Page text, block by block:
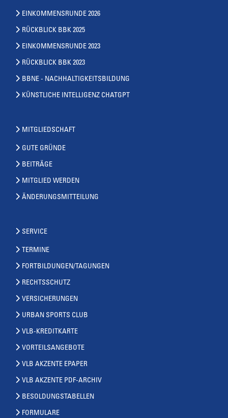
EINKOMMENSRUNDE 2026
RÜCKBLICK BBK 2025
EINKOMMENSRUNDE 2023
RÜCKBLICK BBK 2023
BBNE - NACHHALTIGKEITSBILDUNG
KÜNSTLICHE INTELLIGENZ CHATGPT
MITGLIEDSCHAFT
GUTE GRÜNDE
BEITRÄGE
MITGLIED WERDEN
ÄNDERUNGSMITTEILUNG
SERVICE
TERMINE
FORTBILDUNGEN/TAGUNGEN
RECHTSSCHUTZ
VERSICHERUNGEN
URBAN SPORTS CLUB
VLB-KREDITKARTE
VORTEILSANGEBOTE
VLB AKZENTE EPAPER
VLB AKZENTE PDF-ARCHIV
BESOLDUNGSTABELLEN
FORMULARE